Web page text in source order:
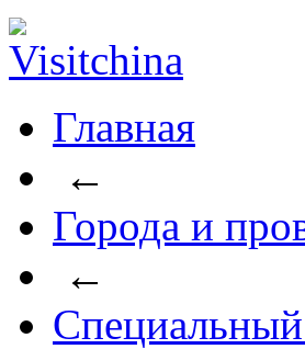
Главная
←
Города и
←